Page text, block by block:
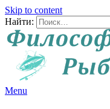
Skip to content
Найти:
Menu